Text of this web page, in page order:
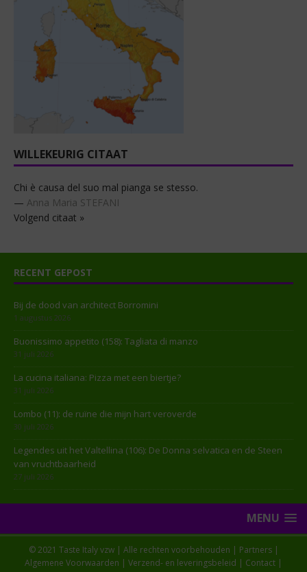
WILLEKEURIG CITAAT
Chi è causa del suo mal pianga se stesso.
— Anna Maria STEFANI
Volgend citaat »
RECENT GEPOST
Bij de dood van architect Borromini
1 augustus 2026
Buonissimo appetito (158): Tagliata di manzo
31 juli 2026
La cucina italiana: Pizza met een biertje?
31 juli 2026
Lombo (11): de ruïne die mijn hart veroverde
30 juli 2026
Legendes uit het Valtellina (106): De Donna selvatica en de Steen
van vruchtbaarheid
27 juli 2026
MENU
© 2021 Taste Italy vzw | Alle rechten voorbehouden | Partners|
Algemene Voorwaarden | Verzend- en leveringsbeleid | Contact |